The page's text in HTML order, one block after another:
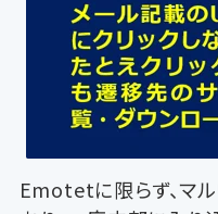
Emotetに限らず、マ